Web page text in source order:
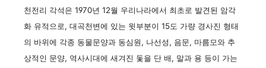
천전리 각석은 1970년 12월 우리나라에서 최초로 발견된 암각
화 유적으로, 대곡천변에 있는 윗부분이 15도 가량 경사진 형태
의 바위에 각종 동물문양과 동심원, 나선성, 음문, 마름모와 추
상적인 문양, 역사시대에 새겨진 돛을 단 배, 말과 용 등이 가는